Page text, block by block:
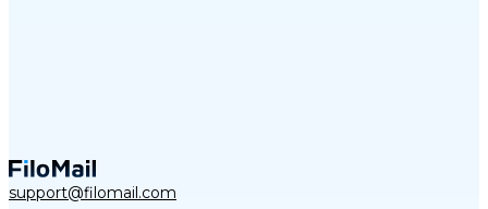
support@filomail.com